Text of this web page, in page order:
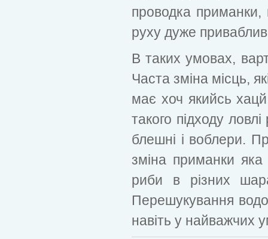
проводка приманки,
руху дуже
В таких умовах,
Часта зміна місць,
має хоч якийсь
такого підходу
блешні і воблери.
зміна приманки яка
риби в різних
Перешукування
навіть у найважчих